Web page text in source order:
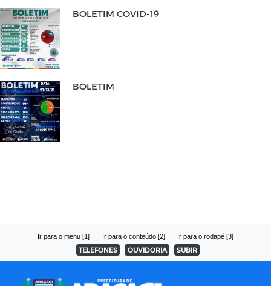
BOLETIM COVID-19
BOLETIM
Ir para o menu [1] Ir para o conteúdo [2] Ir para o rodapé [3]
TELEFONES OUVIDORIA SUBIR